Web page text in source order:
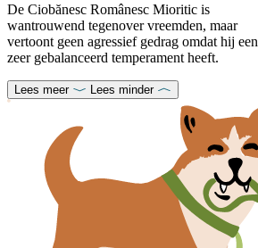
De Ciobănesc Românesc Mioritic is
wantrouwend tegenover vreemden, maar
vertoont geen agressief gedrag omdat hij een
zeer gebalanceerd temperament heeft.
Lees meer Lees minder